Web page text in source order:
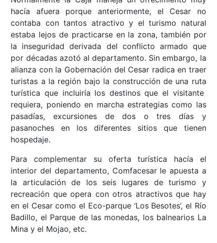
hacía afuera porque anteriormente, el Cesar no
contaba con tantos atractivo y el turismo natural
estaba lejos de practicarse en la zona, también por
la inseguridad derivada del conflicto armado que
por décadas azotó al departamento. Sin embargo, la
alianza con la Gobernación del Cesar radica en traer
turistas a la región bajo la construcción de una ruta
turística que incluiría los destinos que el visitante
requiera, poniendo en marcha estrategias como las
pasadías, excursiones de dos o tres días y
pasanoches en los diferentes sitios que tienen
hospedaje.
Para complementar su oferta turística hacía el
interior del departamento, Comfacesar le apuesta a
la articulación de los seis lugares de turismo y
recreación que opera con otros atractivos que hay
en el Cesar como el Eco-parque ‘Los Besotes’, el Río
Badillo, el Parque de las monedas, los balnearios La
Mina y el Mojao, etc.